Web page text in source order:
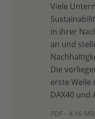
Viele
in ihrer
an und
Die
erste Welle
DAX40 und
PDF - 4,16 MB